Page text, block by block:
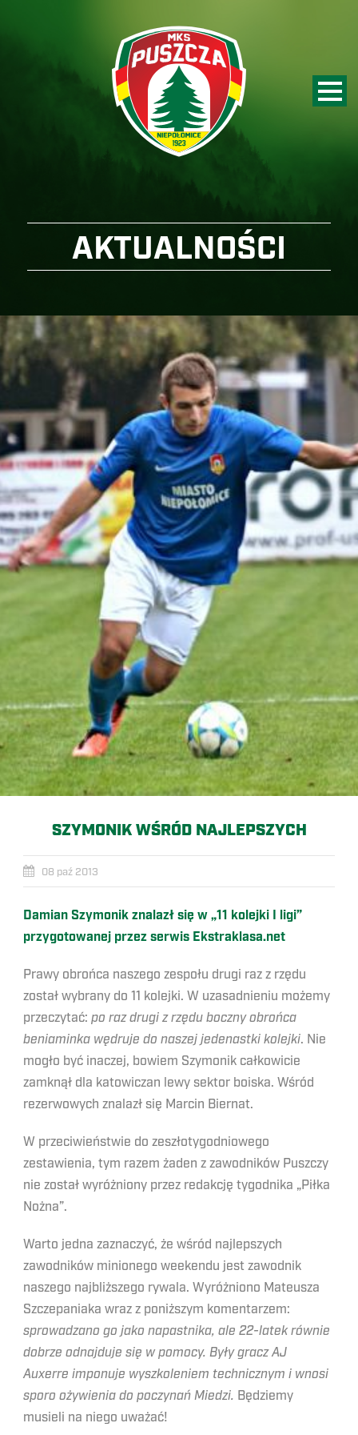
AKTUALNOŚCI
SZYMONIK WŚRÓD NAJLEPSZYCH
08 paź 2013
Damian Szymonik znalazł się w „11 kolejki I ligi”
przygotowanej przez serwis Ekstraklasa.net
Prawy obrońca naszego zespołu drugi raz z rzędu
został wybrany do 11 kolejki. W uzasadnieniu możemy
przeczytać: po raz drugi z rzędu boczny obrońca
beniaminka wędruje do naszej jedenastki kolejki. Nie
mogło być inaczej, bowiem Szymonik całkowicie
zamknął dla katowiczan lewy sektor boiska. Wśród
rezerwowych znalazł się Marcin Biernat.
W przeciwieństwie do zeszłotygodniowego
zestawienia, tym razem żaden z zawodników Puszczy
nie został wyróżniony przez redakcję tygodnika „Piłka
Nożna”.
Warto jedna zaznaczyć, że wśród najlepszych
zawodników minionego weekendu jest zawodnik
naszego najbliższego rywala. Wyróżniono Mateusza
Szczepaniaka wraz z poniższym komentarzem:
sprowadzano go jako napastnika, ale 22-latek równie
dobrze odnajduje się w pomocy. Były gracz AJ
Auxerre imponuje wyszkoleniem technicznym i wnosi
sporo ożywienia do poczynań Miedzi. Będziemy
musieli na niego uważać!